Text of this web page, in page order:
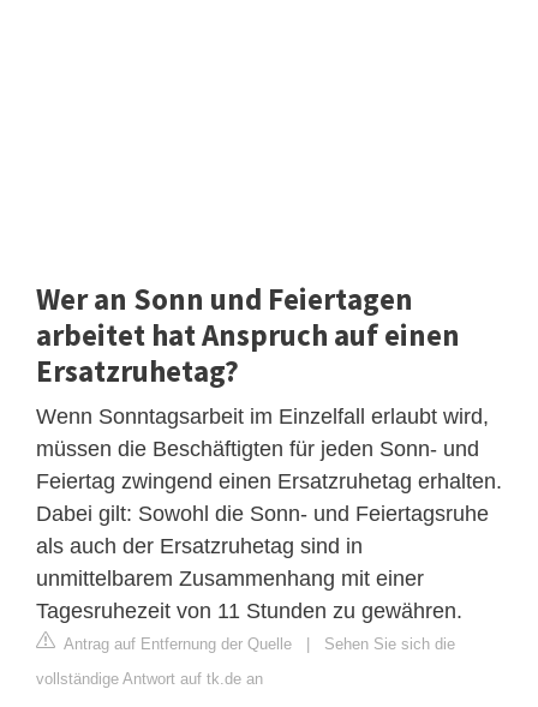
Wer an Sonn und Feiertagen
arbeitet hat Anspruch auf einen
Ersatzruhetag?
Wenn Sonntagsarbeit im Einzelfall erlaubt wird,
müssen die Beschäftigten für jeden Sonn- und
Feiertag zwingend einen Ersatzruhetag erhalten.
Dabei gilt: Sowohl die Sonn- und Feiertagsruhe
als auch der Ersatzruhetag sind in
unmittelbarem Zusammenhang mit einer
Tagesruhezeit von 11 Stunden zu gewähren.
Antrag auf Entfernung der Quelle | Sehen Sie sich die
vollständige Antwort auf tk.de an